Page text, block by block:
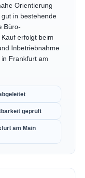
Orientierung
in bestehende
Büro-
erfolgt beim
Inbetriebnahme
Frankfurt am
geprüft
am Main